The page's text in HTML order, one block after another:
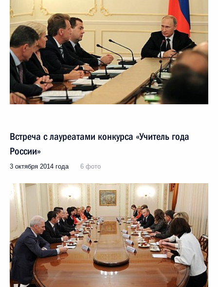
Встреча с лауреатами конкурса «Учитель года
России»
3 октября 2014 года 6 фото